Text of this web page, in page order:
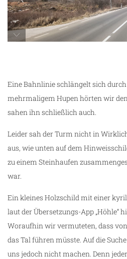
Eine Bahnlinie schlängelt sich
mehrmaligem Hupen hörten wir
sahen ihn schließlich auch.
Leider sah der Turm nicht in
aus, wie unten auf dem
zu einem Steinhaufen
war.
Ein kleines Holzschild mit einer
laut der Übersetzungs-App „Höhle“
Woraufhin wir vermuteten, dass
das Tal führen müsste. Auf die
uns jedoch nicht machen. Denn